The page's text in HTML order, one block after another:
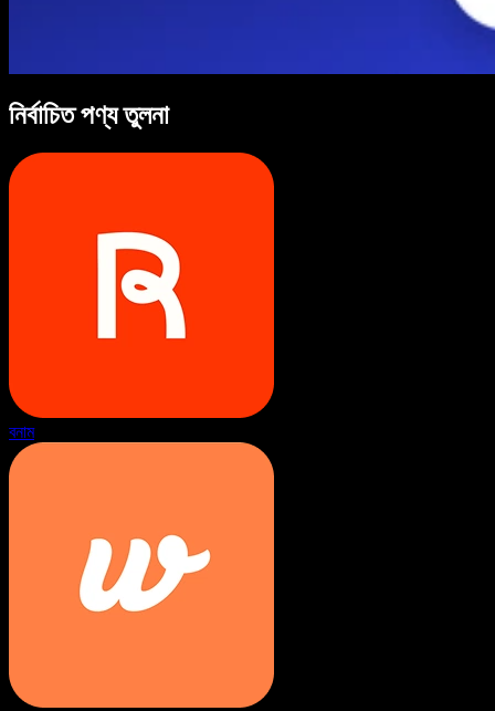
নির্বাচিত পণ্য তুলনা
বনাম